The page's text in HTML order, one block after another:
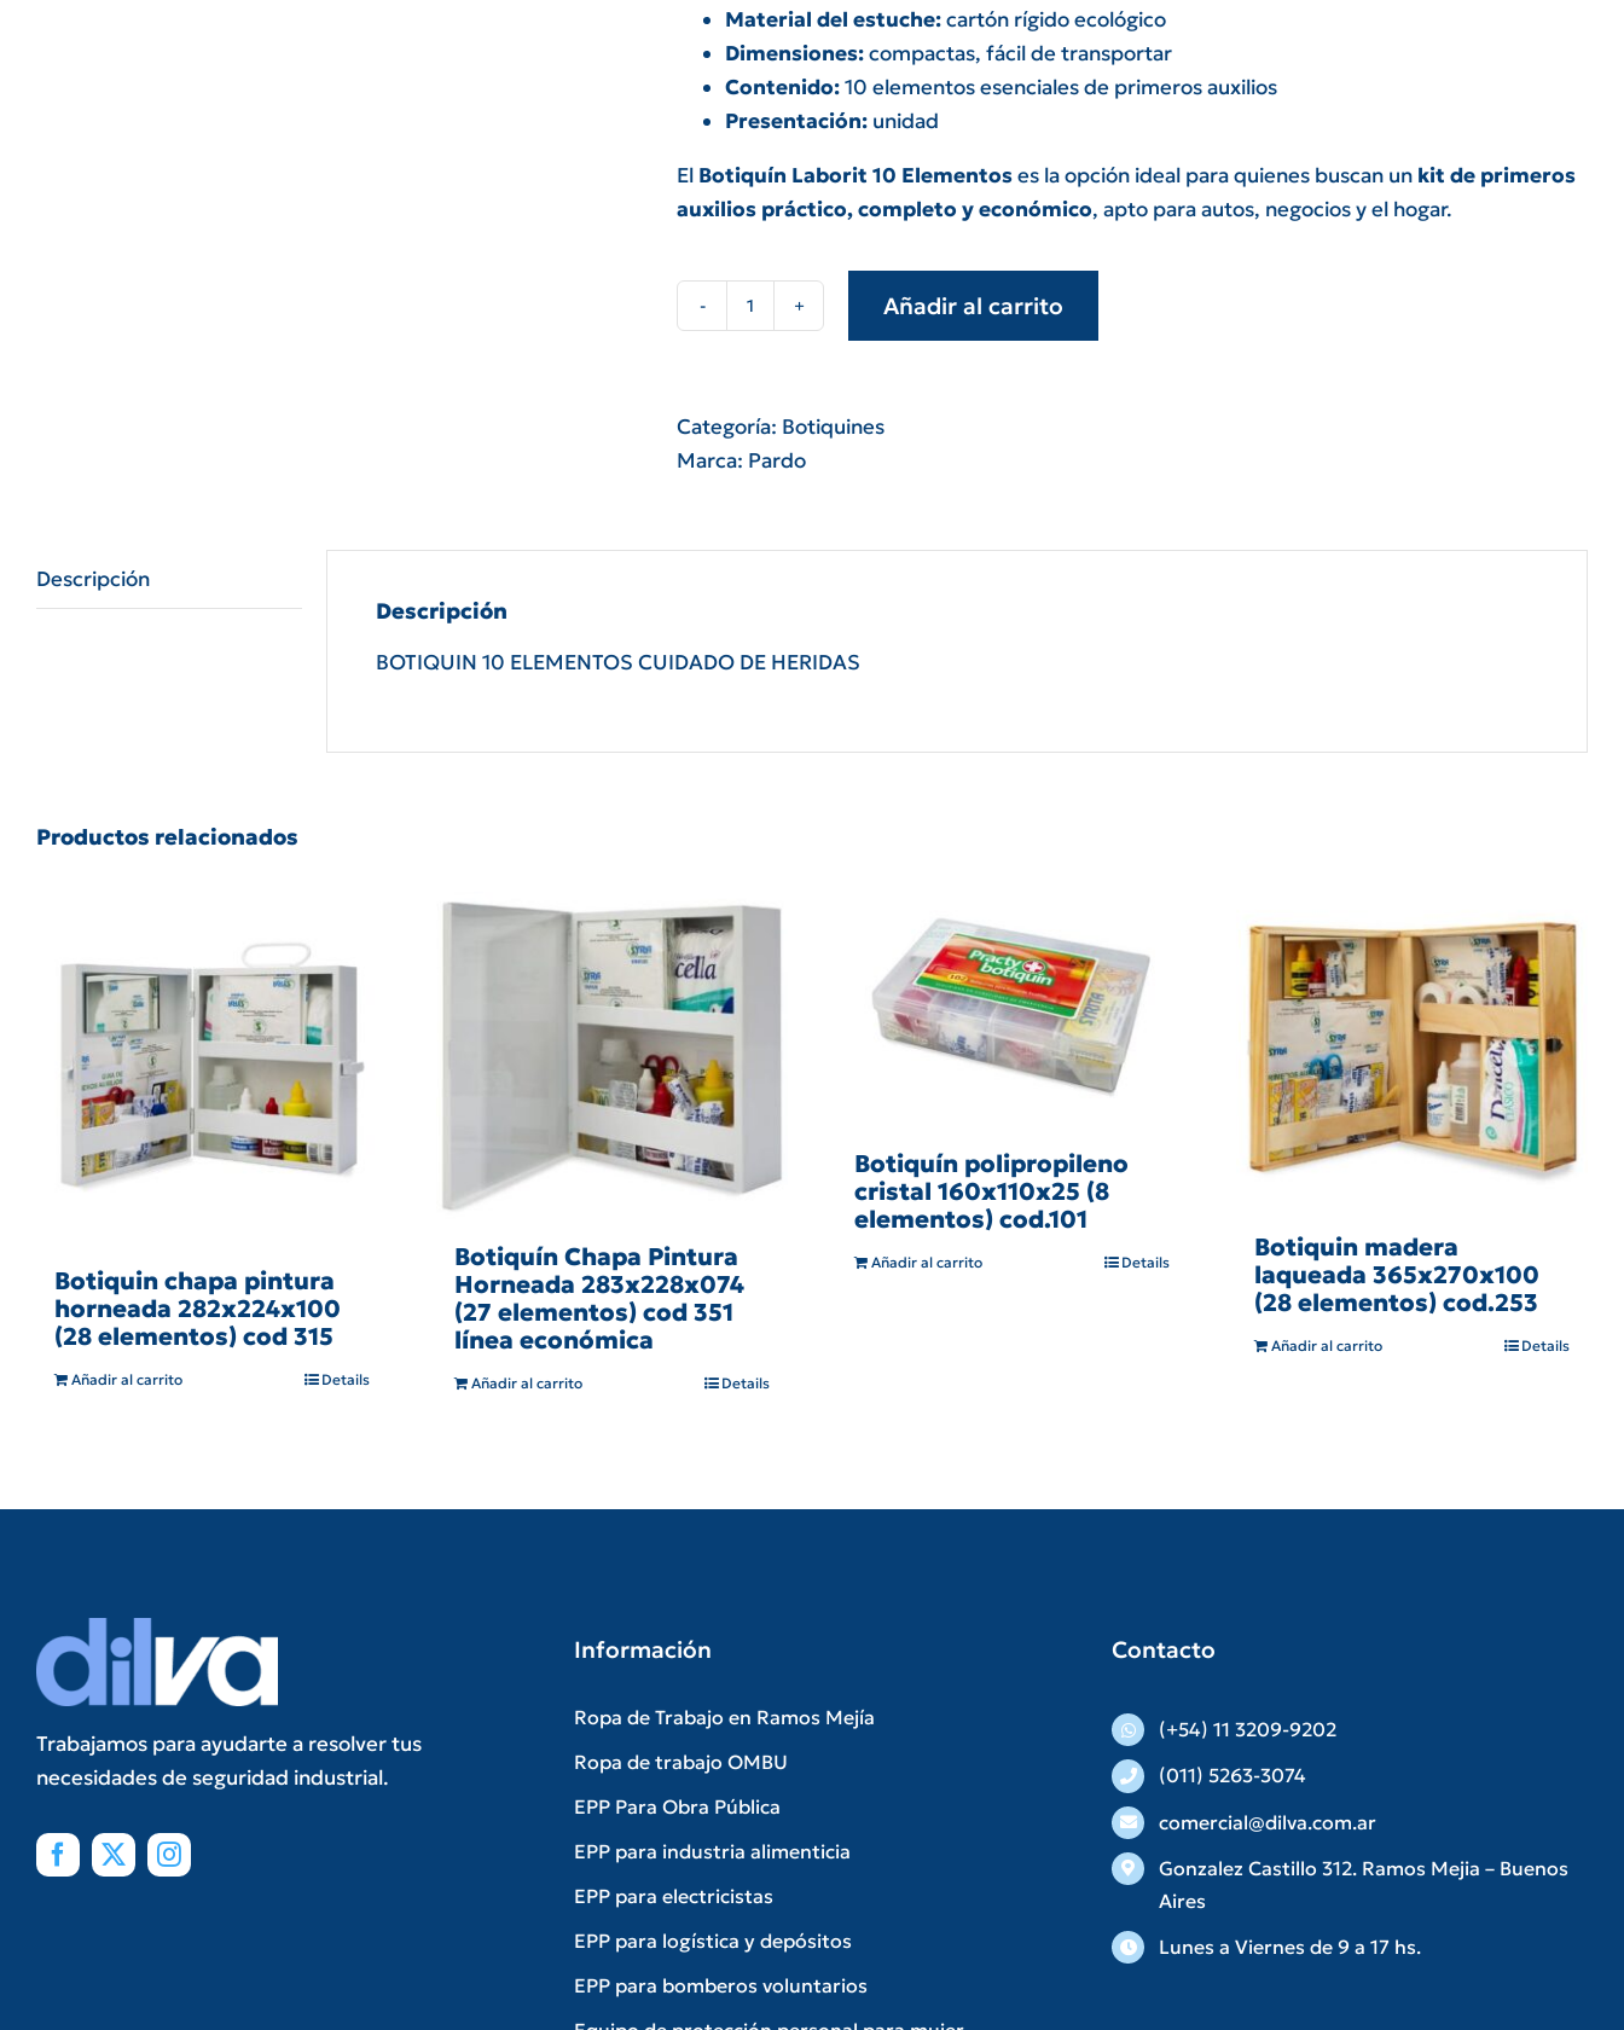
Material del estuche:cartón rígido ecológico
Dimensiones:compactas, fácil de transportar
Contenido:10 elementos esenciales de primeros auxilios
Presentación: unidad
El Botiquín Laborit 10 Elementoses la opción ideal para quienes buscan un kit de primeros
auxilios práctico, completo y económico, apto para autos, negocios y el hogar.
Botiquín
económico
Laborit
Añadir al carrito
Categoría: Botiquines
Marca: Pardo
Descripción
Descripción
BOTIQUIN 10 ELEMENTOS CUIDADO DE HERIDAS
Productos relacionados
Botiquin chapa pintura
horneada 282x224x100
(28 elementos) cod 315
Añadir al carrito Details
Botiquín Chapa Pintura
Horneada 283x228x074
(27 elementos) cod 351
línea económica
Añadir al carrito Details
Botiquín polipropileno
cristal 160x110x25 (8
elementos) cod.101
Añadir al carrito Details
Botiquin madera
laqueada 365x270x100
(28 elementos) cod.253
Añadir al carrito Details
Trabajamos para ayudarte a resolver tus
necesidades de seguridad industrial.
Información
Ropa de Trabajo en Ramos Mejía
Ropa de trabajo OMBU
EPP Para Obra Pública
EPP para industria alimenticia
EPP para electricistas
EPP para logística y depósitos
EPP para bomberos voluntarios
Contacto
(+54) 11 3209-9202
(011) 5263-3074
comercial@dilva.com.ar
Gonzalez Castillo 312. Ramos Mejia – Buenos
Aires
Lunes a Viernes de 9 a 17 hs.